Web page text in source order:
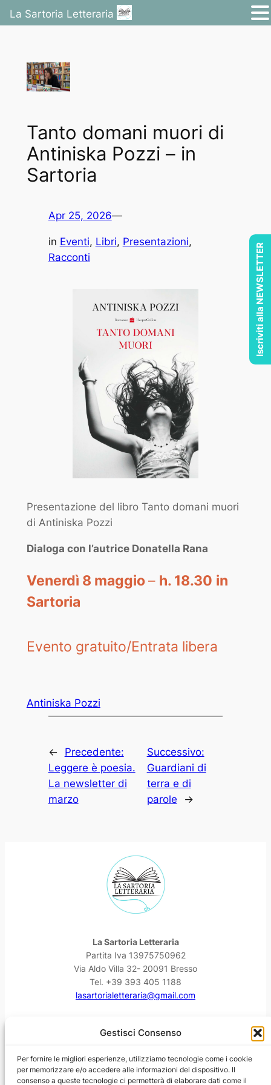
Gestisci Consenso
Per fornire le migliori esperienze, utilizziamo tecnologie come i cookie
per memorizzare e/o accedere alle informazioni del dispositivo. Il
consenso a queste tecnologie ci permetterà di elaborare dati come il
contenuto
Tanto domani muori di
Antiniska Pozzi – in
Sartoria
Apr 25, 2026—
in Eventi, Libri, Presentazioni
Racconti
Presentazione del libro Tanto domani muori
di Antiniska Pozzi
Dialoga con l’autrice Donatella Rana
Venerdì 8 maggio– h. 18.30 in
Sartoria
Evento gratuito/Entrata libera
Antiniska Pozzi
←
Precedente:
Leggere è poesia.
La newsletter di
marzo
Successivo:
Guardiani di
terra e di
parole
→
La Sartoria Letteraria
Partita Iva 13975750962
Via Aldo Villa 32- 20091 Bresso
Tel. +39 393 405 1188
lasartorialetteraria@gmail.com
Facebook
Instagram
YouTube
Threads
La Sartoria Letteraria
Iscriviti alla NEWSLETTER